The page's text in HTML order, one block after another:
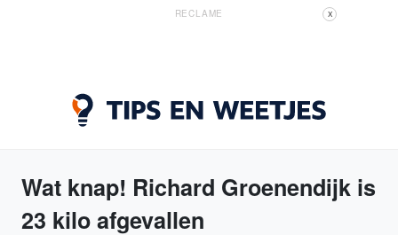
RECLAME X
Wat knap! Richard Groenendijk is
23 kilo afgevallen